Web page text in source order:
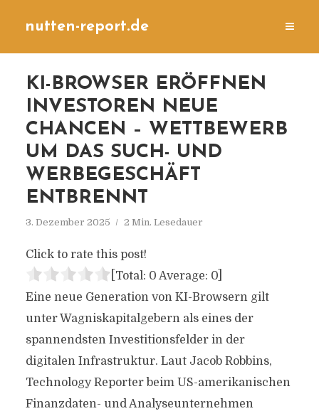
nutten-report.de
KI-BROWSER ERÖFFNEN
INVESTOREN NEUE
CHANCEN – WETTBEWERB
UM DAS SUCH- UND
WERBEGESCHÄFT
ENTBRENNT
3. Dezember 2025 2 Min. Lesedauer
Click to rate this post!
[Total: 0 Average: 0]
Eine neue Generation von KI-Browsern gilt
unter Wagniskapitalgebern als eines der
spannendsten Investitionsfelder in der
digitalen Infrastruktur. Laut Jacob Robbins,
Technology Reporter beim US-amerikanischen
Finanzdaten- und Analyseunternehmen